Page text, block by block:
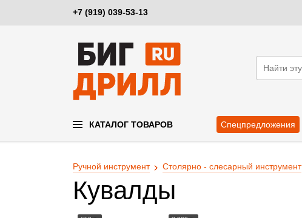
+7 (919) 039-53-13
КАТАЛОГ ТОВАРОВ Спецпредложения
Ручной инструмент Столярно - слесарный инструмент
Кувалды